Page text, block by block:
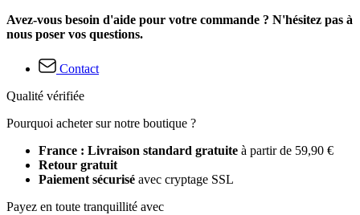
Avez-vous besoin d'aide pour votre commande ? N'hésitez pas à
nous poser vos questions.
Contact
Qualité vérifiée
Pourquoi acheter sur notre boutique ?
France : Livraison standard gratuite à partir de 59,90 €
Retour gratuit
Paiement sécurisé avec cryptage SSL
Payez en toute tranquillité avec